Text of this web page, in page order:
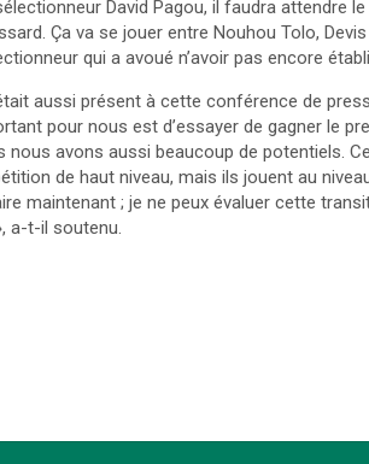
David Pagou, il faudra attendre
Ça va se jouer entre Nouhou Tolo,
qui a avoué n’avoir pas encore établi
aussi présent à cette conférence de
pour nous est d’essayer de gagner le
avons aussi beaucoup de potentiels.
de haut niveau, mais ils jouent au
maintenant ; je ne peux évaluer cette
a-t-il soutenu.